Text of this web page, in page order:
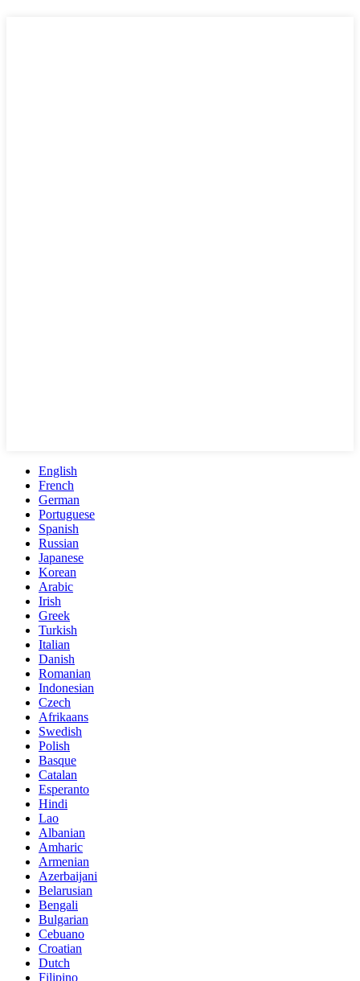
English
French
German
Portuguese
Spanish
Russian
Japanese
Korean
Arabic
Irish
Greek
Turkish
Italian
Danish
Romanian
Indonesian
Czech
Afrikaans
Swedish
Polish
Basque
Catalan
Esperanto
Hindi
Lao
Albanian
Amharic
Armenian
Azerbaijani
Belarusian
Bengali
Bulgarian
Cebuano
Croatian
Dutch
Filipino